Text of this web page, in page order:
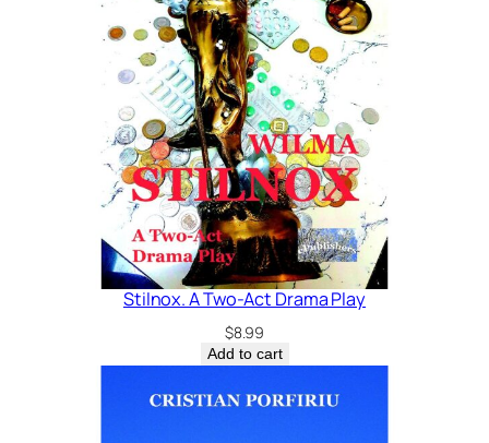
Stilnox. A Two-Act Drama Play
$8.99
Add to cart